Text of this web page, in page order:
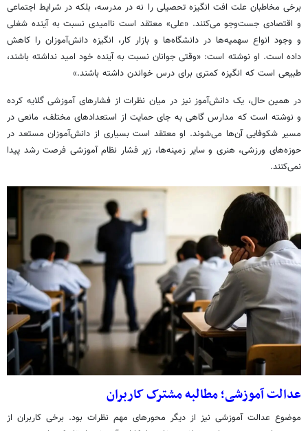
برخی مخاطبان علت افت انگیزه تحصیلی را نه در مدرسه، بلکه در شرایط اجتماعی
و اقتصادی جست‌وجو می‌کنند. «علی» معتقد است ناامیدی نسبت به آینده شغلی
و وجود انواع سهمیه‌ها در دانشگاه‌ها و بازار کار، انگیزه دانش‌آموزان را کاهش
داده است. او نوشته است: «وقتی جوانان نسبت به آینده خود امید نداشته باشند،
طبیعی است که انگیزه کمتری برای درس خواندن داشته باشند.»
در همین حال، یک دانش‌آموز نیز در میان نظرات از فشارهای آموزشی گلایه کرده
و نوشته است که مدارس گاهی به جای حمایت از استعدادهای مختلف، مانعی در
مسیر شکوفایی آن‌ها می‌شوند. او معتقد است بسیاری از دانش‌آموزان مستعد در
حوزه‌های ورزشی، هنری و سایر زمینه‌ها، زیر فشار نظام آموزشی فرصت رشد پیدا
نمی‌کنند.
عدالت آموزشی؛ مطالبه مشترک کاربران
موضوع عدالت آموزشی نیز از دیگر محورهای مهم نظرات بود. برخی کاربران از